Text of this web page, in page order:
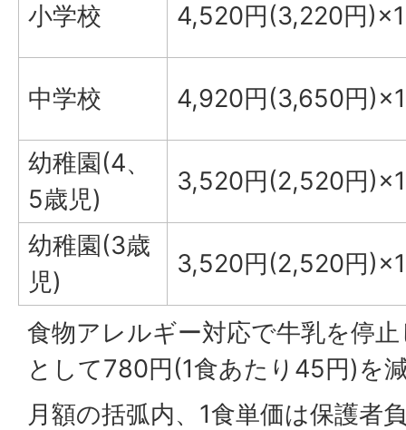
小学校 4,520円(3,220円
中学校 4,920円(3,650円
幼稚園(4、
5歳児)
3,520円(2,520円
幼稚園(3歳
児)
3,520円(2,520円
食物アレルギー対応で牛乳を停
として780円(1食あたり45円)を
月額の括弧内、1食単価は保護者